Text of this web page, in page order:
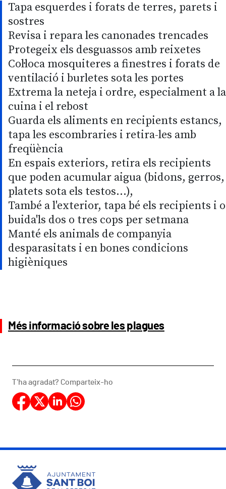
Tapa esquerdes i forats de terres, parets i
sostres
Revisa i repara les canonades trencades
Protegeix els desguassos amb reixetes
Col·loca mosquiteres a finestres i forats de
ventilació i burletes sota les portes
Extrema la neteja i ordre, especialment a la
cuina i el rebost
Guarda els aliments en recipients estancs,
tapa les escombraries i retira-les amb
freqüència
En espais exteriors, retira els recipients
que poden acumular aigua (bidons, gerros,
platets sota els testos...),
També a l'exterior, tapa bé els recipients i o
buida'ls dos o tres cops per setmana
Manté els animals de companyia
desparasitats i en bones condicions
higièniques
Més informació sobre les plagues
T'ha agradat? Comparteix-ho